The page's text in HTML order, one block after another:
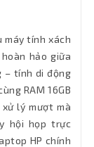
resistant,
máy tính xách
hảo giữa
– tính di động
RAM 16GB
xử lý mượt mà
hội họp trực
HP chính